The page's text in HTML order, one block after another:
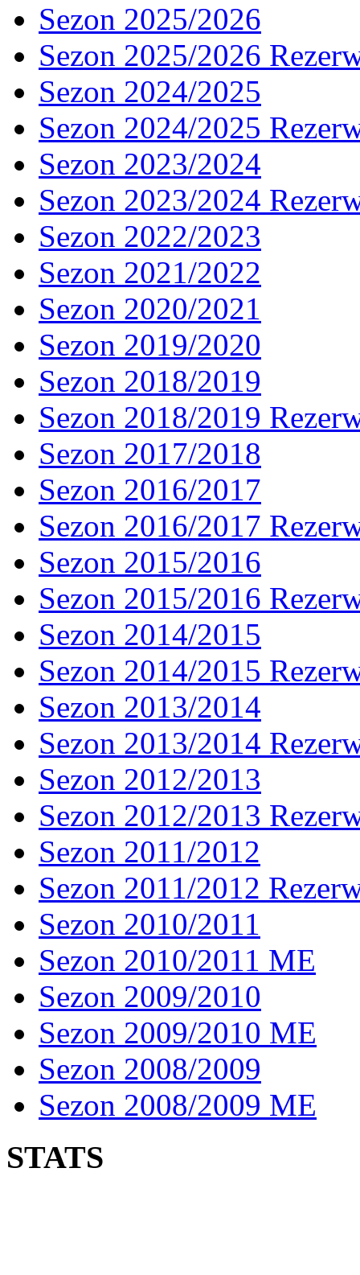
Sezon 2025/2026
Sezon 2025/2026
Sezon 2024/2025
Sezon 2024/2025
Sezon 2023/2024
Sezon 2023/2024
Sezon 2022/2023
Sezon 2021/2022
Sezon 2020/2021
Sezon 2019/2020
Sezon 2018/2019
Sezon 2018/2019
Sezon 2017/2018
Sezon 2016/2017
Sezon 2016/2017
Sezon 2015/2016
Sezon 2015/2016
Sezon 2014/2015
Sezon 2014/2015
Sezon 2013/2014
Sezon 2013/2014
Sezon 2012/2013
Sezon 2012/2013
Sezon 2011/2012
Sezon 2011/2012
Sezon 2010/2011
Sezon 2010/2011 ME
Sezon 2009/2010
Sezon 2009/2010 ME
Sezon 2008/2009
Sezon 2008/2009 ME
STATS